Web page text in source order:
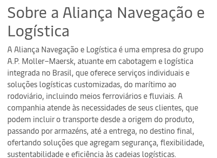
Sobre a Aliança Navegação e
Logística
A Aliança Navegação e Logística é uma empresa do grupo
A.P. Moller–Maersk, atuante em cabotagem e logística
integrada no Brasil, que oferece serviços individuais e
soluções logísticas customizadas, do marítimo ao
rodoviário, incluindo meios ferroviários e fluviais. A
companhia atende às necessidades de seus clientes, que
podem incluir o transporte desde a origem do produto,
passando por armazéns, até a entrega, no destino final,
ofertando soluções que agregam segurança, flexibilidade,
sustentabilidade e eficiência às cadeias logísticas.